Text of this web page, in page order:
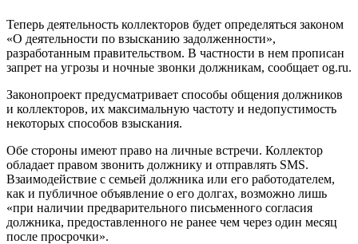
Теперь деятельность коллекторов будет определяться законом
«О деятельности по взысканию задолженности»,
разработанным правительством. В частности в нем прописан
запрет на угрозы и ночные звонки должникам, сообщает og.ru.
Законопроект предусматривает способы общения должников
и коллекторов, их максимальную частоту и недопустимость
некоторых способов взыскания.
Обе стороны имеют право на личные встречи. Коллектор
обладает правом звонить должнику и отправлять SMS.
Взаимодействие с семьей должника или его работодателем,
как и публичное объявление о его долгах, возможно лишь
«при наличии предварительного письменного согласия
должника, предоставленного не ранее чем через один месяц
после просрочки».